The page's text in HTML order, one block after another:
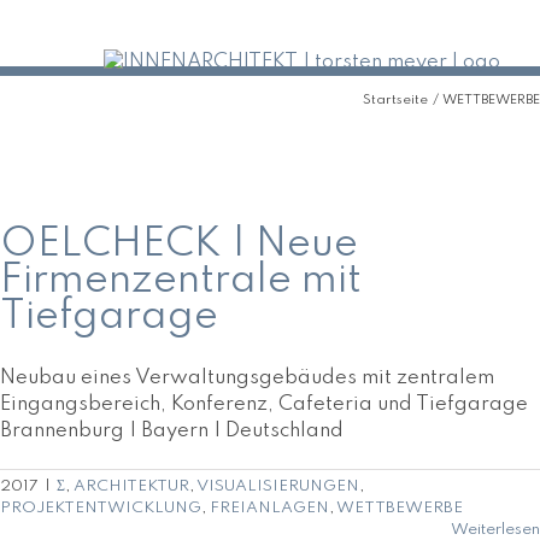
springen
Startseite WETTBEWERBE
OELCHECK | Neue
Firmenzentrale mit
Tiefgarage
Neubau eines Verwaltungsgebäudes mit zentralem
Eingangsbereich, Konferenz, Cafeteria und Tiefgarage
Brannenburg | Bayern | Deutschland
2017 Σ, ARCHITEKTUR, VISUALISIERUNGEN ,
PROJEKTENTWICKLUNG, FREIANLAGEN , WETTBEWERBE
Weiterlesen